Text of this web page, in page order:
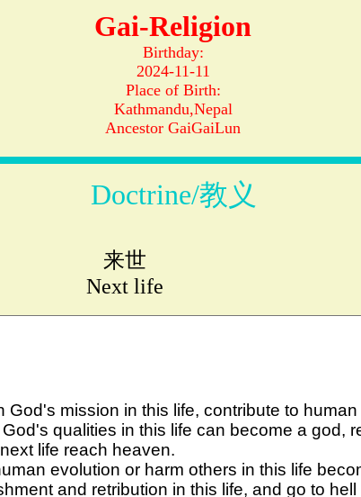
Gai-Religion
Birthday:
2024-11-11
Place of Birth:
Kathmandu,Nepal
Ancestor GaiGaiLun
Doctrine/教义
来世
Next life